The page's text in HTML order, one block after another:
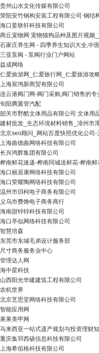
贵州山水文化传媒有限公司
荥阳安竹钢构安装工程有限公司 钢结
海口姜轶轩科技有限公司
商丘宠物网 宠物猫狗品种及图片视频
石家庄养生网 - 四季养生知识大全,中
三亚泵阀 - 泵阀行业门户网站
益成网络
仁爱旅游网_仁爱旅行网_仁爱旅游攻
上海宸鸿新商贸有限公司
连云港阀门网-阀门采购,阀门销售的专
旬阳腾翼管汽配
韶关市野酷文体用品有限公司 文体用
建材批发_生态环境材料销售_漳州市
北京seo顾问_网站百度快照优化公司-
上海曲德曲网络科技有限公司
长兴鸿辉集团有限公司
桦南鲜花速递-桦南同城送鲜花-桦南鲜
海口丽居康网络科技有限公司
海口荣耀陶网络科技有限公司
温州市玥柯电子商务有限公司
义乌市费馋电子商务商行
海南甜锌锌科技有限公司
海口亭似网络科技有限公司
智慧培森
东莞市东城毛弟设计服务部
尺寸商务服务业中心
管理达人网
海中星科技
山西阳光华建建筑工程有限公司
农机世界
北京芝思堂网络科技有限公司
智能应用网
果果美甲网
马来西亚一站式遗产规划与投资理财
重庆集羽西硕信息科技有限公司
上海希佰格科技有限公司